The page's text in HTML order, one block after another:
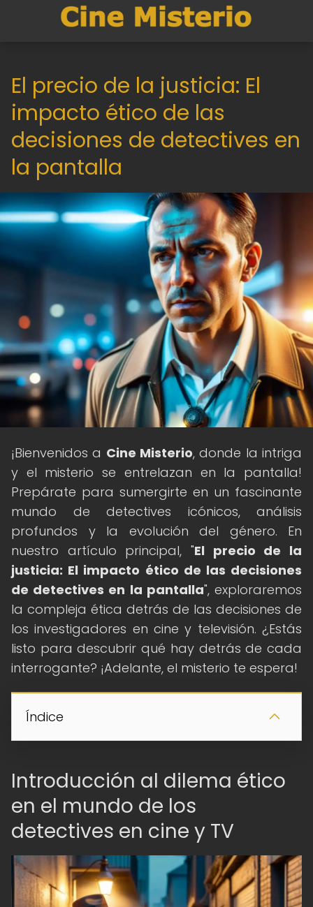
El precio de la justicia: El
impacto ético de las
decisiones de detectives en
la pantalla
¡Bienvenidos a Cine Misterio, donde la intriga
y el misterio se entrelazan en la pantalla!
Prepárate para sumergirte en un fascinante
mundo de detectives icónicos, análisis
profundos y la evolución del género. En
nuestro artículo principal, "El precio de la
justicia: El impacto ético de las decisiones
de detectives en la pantalla", exploraremos
la compleja ética detrás de las decisiones de
los investigadores en cine y televisión. ¿Estás
listo para descubrir qué hay detrás de cada
interrogante? ¡Adelante, el misterio te espera!
Índice
Introducción al dilema ético
en el mundo de los
detectives en cine y TV